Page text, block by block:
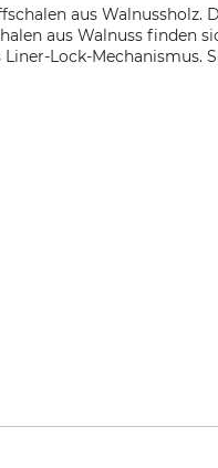
aus Walnussholz.
aus Walnuss finden
Lock-Mechanismus.